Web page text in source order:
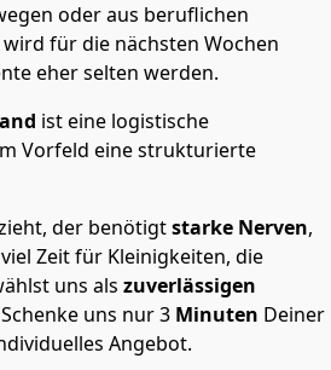
oder aus beruflichen
wird für die nächsten Wochen
eher selten werden.
ist eine logistische
Vorfeld eine strukturierte
der benötigtstarke Nerven,
Zeit für Kleinigkeiten, die
uns als zuverlässigen
uns nur3 Minuten Deiner
Angebot.